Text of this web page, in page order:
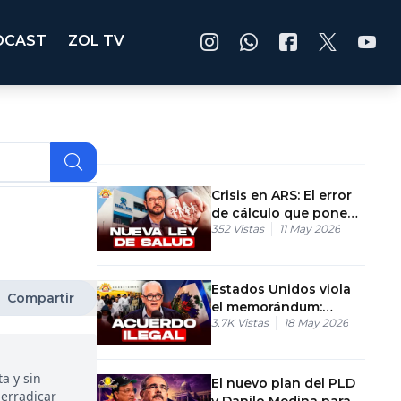
ZOL TV
Compartir
y sin
Crisis en ARS: El error
de cálculo que pone
en riesgo tu seguro
352 Vistas 11 May 2026
Estados Unidos viola
el memorándum:
Envían primer haitiano
3.7K Vistas 18 May 2026
El nuevo plan del PLD